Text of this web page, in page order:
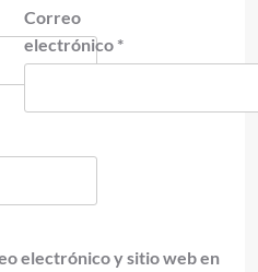
Correo
electrónico *
electrónico y sitio web en